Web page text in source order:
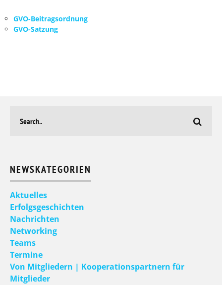
GVO-Beitragsordnung
GVO-Satzung
NEWSKATEGORIEN
Aktuelles
Erfolgsgeschichten
Nachrichten
Networking
Teams
Termine
Von Mitgliedern | Kooperationspartnern für
Mitglieder